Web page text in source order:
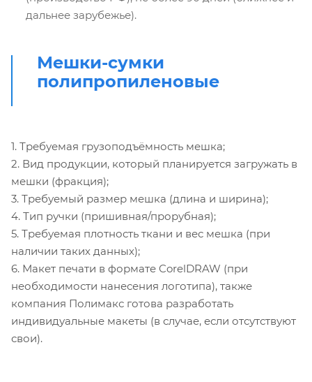
дальнее зарубежье).
Мешки-сумки
полипропиленовые
1. Требуемая грузоподъёмность мешка;
2. Вид продукции, который планируется загружать в
мешки (фракция);
3. Требуемый размер мешка (длина и ширина);
4. Тип ручки (пришивная/прорубная);
5. Требуемая плотность ткани и вес мешка (при
наличии таких данных);
6. Макет печати в формате CorelDRAW (при
необходимости нанесения логотипа), также
компания Полимакс готова разработать
индивидуальные макеты (в случае, если отсутствуют
свои).